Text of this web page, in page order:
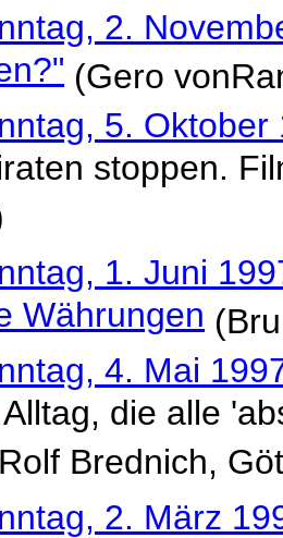
2.
(Gero
5.
stoppen.
1. Juni
Währungen
4. Mai
die alle
Brednich,
2. März